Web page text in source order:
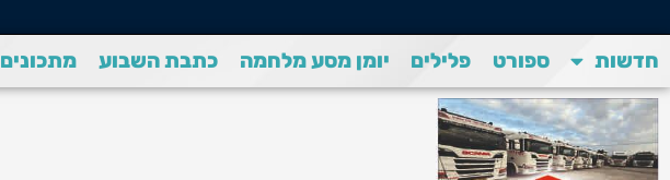
חדשות ספורט פלילים יומן מסע מלחמה כתבת השבוע מתכונים